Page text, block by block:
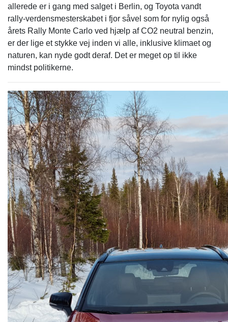
allerede er i gang med salget i Berlin, og Toyota vandt
rally-verdensmesterskabet i fjor såvel som for nylig også
årets Rally Monte Carlo ved hjælp af CO2 neutral benzin,
er der lige et stykke vej inden vi alle, inklusive klimaet og
naturen, kan nyde godt deraf. Det er meget op til ikke
mindst politikerne.